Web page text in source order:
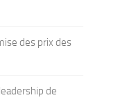
des prix des
de